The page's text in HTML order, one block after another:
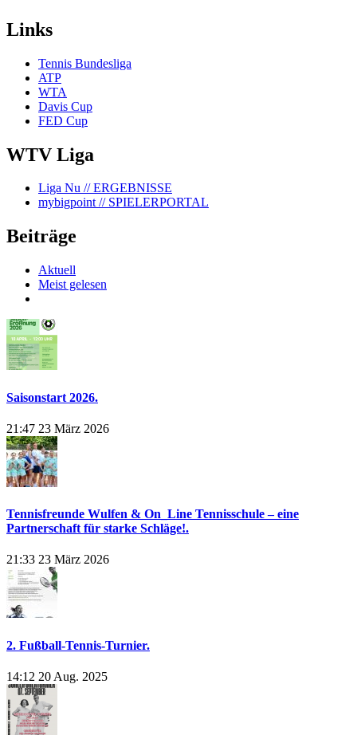
Links
Tennis Bundesliga
ATP
WTA
Davis Cup
FED Cup
WTV Liga
Liga Nu // ERGEBNISSE
mybigpoint// SPIELERPORTAL
Beiträge
Aktuell
Meist gelesen
Saisonstart 2026.
21:47 23 März 2026
Tennisfreunde Wulfen & On_Line Tennisschule – eine
Partnerschaft für starke Schläge!.
21:33 23 März 2026
2. Fußball-Tennis-Turnier.
14:12 20 Aug. 2025